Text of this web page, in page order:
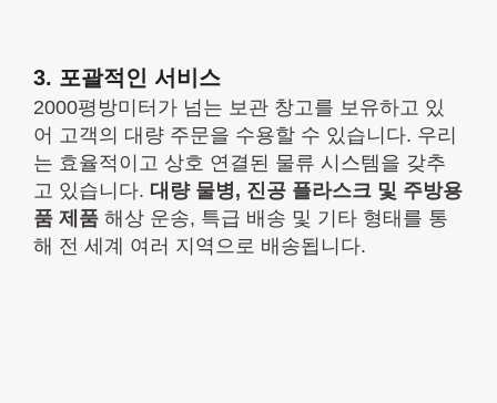
3. 포괄적인 서비스
2000평방미터가 넘는 보관 창고를 보유하고 있
어 고객의 대량 주문을 수용할 수 있습니다. 우리
는 효율적이고 상호 연결된 물류 시스템을 갖추
고 있습니다. 대량물병, 진공 플라스크 및 주방용
품 제품 해상 운송, 특급 배송 및 기타 형태를 통
해 전 세계 여러 지역으로 배송됩니다.